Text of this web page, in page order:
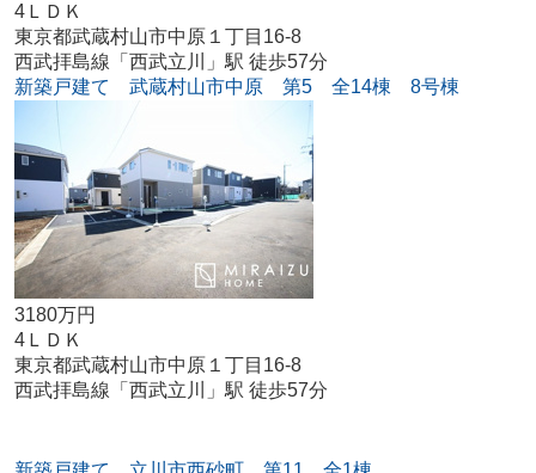
4ＬＤＫ
東京都武蔵村山市中原１丁目16-8
西武拝島線「西武立川」駅 徒歩57分
新築戸建て 武蔵村山市中原 第5 全14棟 8号棟
3180万円
4ＬＤＫ
東京都武蔵村山市中原１丁目16-8
西武拝島線「西武立川」駅 徒歩57分